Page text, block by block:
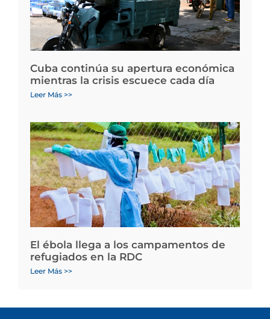
Cuba continúa su apertura económica
mientras la crisis escuece cada día
Leer Más >>
El ébola llega a los campamentos de
refugiados en la RDC
Leer Más >>